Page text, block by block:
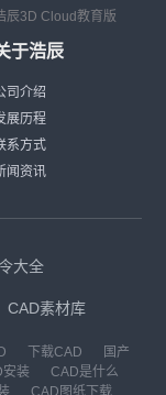
辰3D Cloud教育版
于浩辰
司介绍
展历程
系方式
闻资讯
大全
CAD素材库
下载CAD
国产
装
CAD是什么
CAD图纸下载